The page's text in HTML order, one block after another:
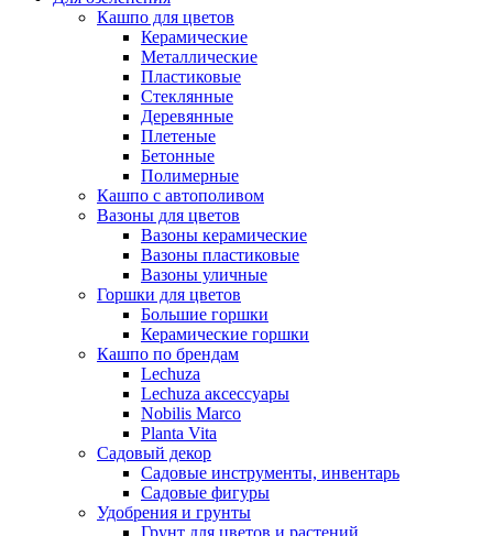
Кашпо для цветов
Керамические
Металлические
Пластиковые
Стеклянные
Деревянные
Плетеные
Бетонные
Полимерные
Кашпо с автополивом
Вазоны для цветов
Вазоны керамические
Вазоны пластиковые
Вазоны уличные
Горшки для цветов
Большие горшки
Керамические горшки
Кашпо по брендам
Lechuza
Lechuza аксессуары
Nobilis Marco
Planta Vita
Садовый декор
Садовые инструменты, инвентарь
Садовые фигуры
Удобрения и грунты
Грунт для цветов и растений